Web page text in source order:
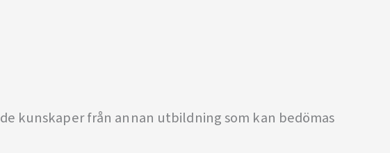
kunskaper från annan utbildning som kan bedömas